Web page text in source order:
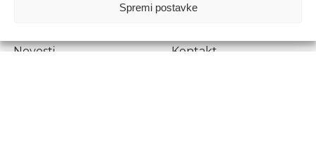
Spremi postavke
Prenošenje sadržaja dopušteno je uz navođenje izvora.
Novosti
Kontakt